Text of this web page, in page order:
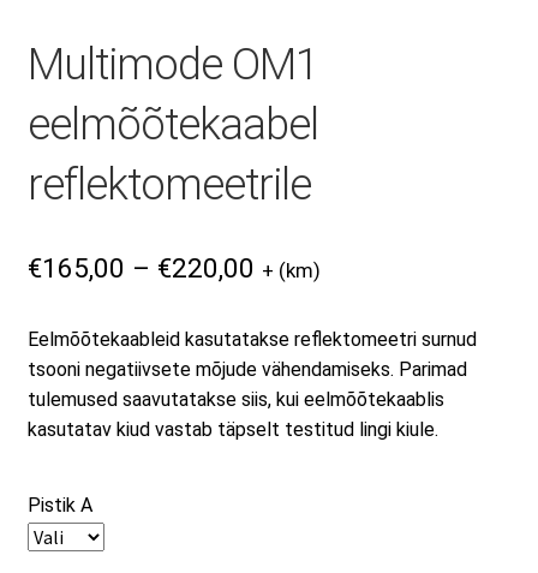
RMA taotluse vorm
Tooted
Multimode OM1
eelmõõtekaabel
reflektomeetrile
€165,00 – €220,00 Price
€165,00
through
€220,00
+ (km)
Eelmõõtekaableid kasutatakse reflektomeetri surnud
tsooni negatiivsete mõjude vähendamiseks. Parimad
tulemused saavutatakse siis, kui eelmõõtekaablis
kasutatav kiud vastab täpselt testitud lingi kiule.
Pistik A